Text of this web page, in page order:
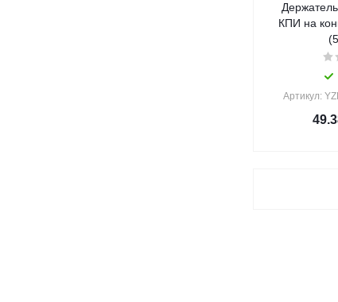
КПИ на
Артикул: